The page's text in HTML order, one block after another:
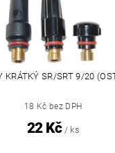
KRÁTKÝ SR/SRT 9/20
18 Kč bez DPH
22 Kč / ks